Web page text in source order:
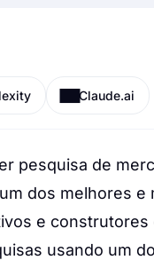
Claude.ai
pesquisa de
dos melhores e
e construtores
usando um